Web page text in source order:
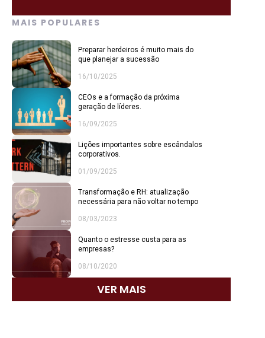
MAIS POPULARES
Preparar herdeiros é muito mais do
que planejar a sucessão
16/10/2025
CEOs e a formação da próxima
geração de líderes.
16/09/2025
Lições importantes sobre escândalos
corporativos.
01/09/2025
Transformação e RH: atualização
necessária para não voltar no tempo
08/03/2023
Quanto o estresse custa para as
empresas?
08/10/2020
VER MAIS